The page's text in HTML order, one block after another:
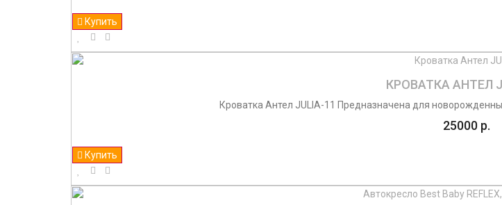
Купить
КРОВАТКА АНТЕЛ
Кроватка Антел JULIA-11 Предназначена для
25000 р.
Купить